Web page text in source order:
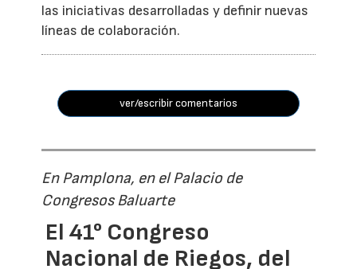
las iniciativas desarrolladas y definir nuevas
líneas de colaboración.
ver/escribir comentarios
En Pamplona, en el Palacio de
Congresos Baluarte
El 41° Congreso
Nacional de Riegos, del